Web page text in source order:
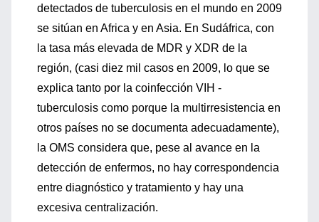
detectados de tuberculosis en el mundo en 2009
se sitúan en Africa y en Asia. En Sudáfrica, con
la tasa más elevada de MDR y XDR de la
región, (casi diez mil casos en 2009, lo que se
explica tanto por la coinfección VIH -
tuberculosis como porque la multirresistencia en
otros países no se documenta adecuadamente),
la OMS considera que, pese al avance en la
detección de enfermos, no hay correspondencia
entre diagnóstico y tratamiento y hay una
excesiva centralización.